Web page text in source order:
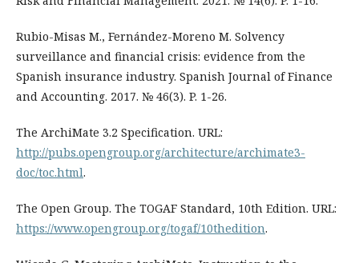
Rubio-Misas M., Fernández-Moreno M. Solvency
surveillance and financial crisis: evidence from the
Spanish insurance industry. Spanish Journal of Finance
and Accounting. 2017. № 46(3). P. 1-26.
The ArchiMate 3.2 Specification. URL:
http://pubs.opengroup.org/architecture/archimate3-
doc/toc.html.
The Open Group. The TOGAF Standard, 10th Edition. URL:
https://www.opengroup.org/togaf/10thedition.